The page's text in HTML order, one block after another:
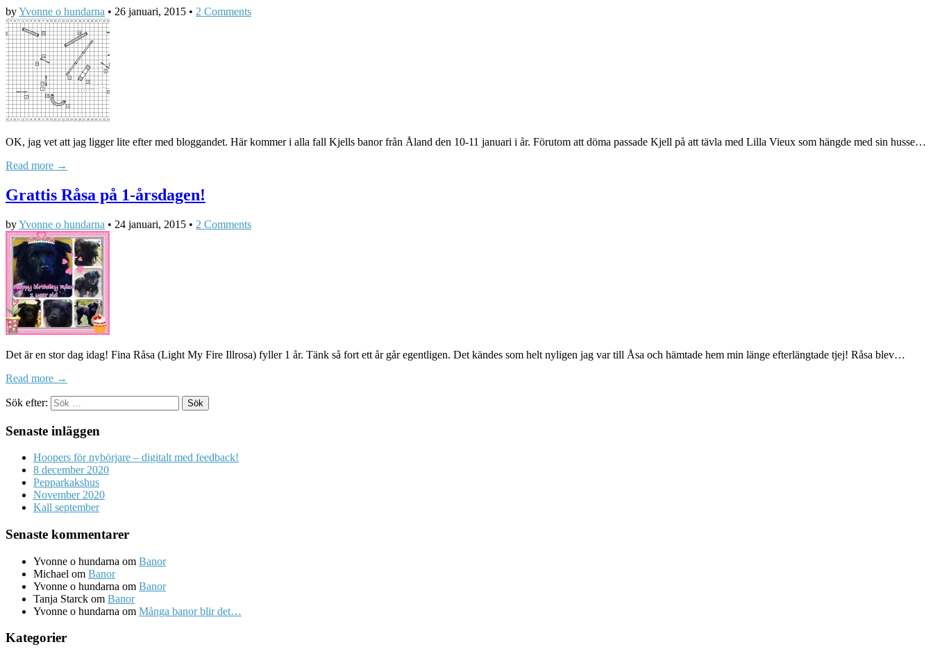
byYvonne o hundarna • 26 januari, 2015 • 2 Comments
OK, jag vet att jag ligger lite efter med bloggandet. Här kommer i alla fall Kjells banor från Åland den 10-11 januari i år. Förutom att döma passade Kjell på att tävla med Lilla Vieux som hängde med sin husse…
Read more →
Grattis Råsa på 1-årsdagen!
byYvonne o hundarna • 24 januari, 2015 • 2 Comments
Det är en stor dag idag! Fina Råsa (Light My Fire Illrosa) fyller 1 år. Tänk så fort ett år går egentligen. Det kändes som helt nyligen jag var till Åsa och hämtade hem min länge efterlängtade tjej! Råsa blev…
Read more →
Sök efter:
Senaste inläggen
Hoopers för nybörjare – digitalt med feedback!
8 december 2020
Pepparkakshus
November 2020
Kall september
Senaste kommentarer
Yvonne o hundarna om Banor
Michael om Banor
Yvonne o hundarna om Banor
Tanja Starck om Banor
Yvonne o hundarna om Många banor blir det…
Kategorier